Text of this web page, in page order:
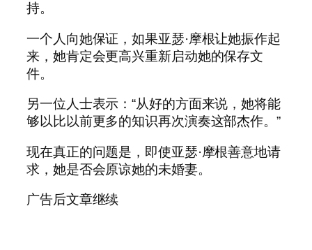
持。
一个人向她保证，如果亚瑟·摩根让她振作起
来，她肯定会更高兴重新启动她的保存文
件。
另一位人士表示：“从好的方面来说，她将能
够以比以前更多的知识再次演奏这部杰作。”
现在真正的问题是，即使亚瑟·摩根善意地请
求，她是否会原谅她的未婚妻。
广告后文章继续